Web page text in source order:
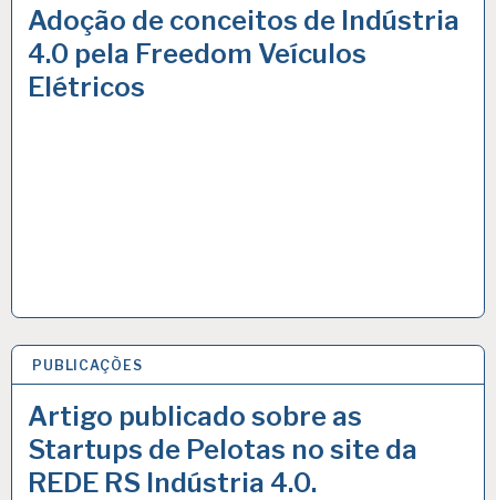
Adoção de conceitos de Indústria
4.0 pela Freedom Veículos
Elétricos
PUBLICAÇÕES
Artigo publicado sobre as
Startups de Pelotas no site da
REDE RS Indústria 4.0.
19 JUL 2021